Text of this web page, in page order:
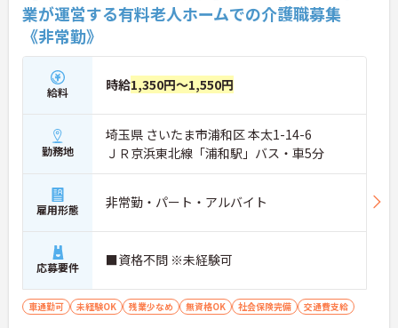
業が運営する有料老人ホームでの介護職募集
《非常勤》
給料 時給1,350円～1,550円
勤務地
埼玉県 さいたま市浦和区 本太1-14-6
ＪＲ京浜東北線「浦和駅」バス・車5分
雇用形態 非常勤・パート・アルバイト
応募要件 ■資格不問 ※未経験可
車通勤可 未経験OK 残業少なめ 無資格OK 社会保険完備 交通費支給